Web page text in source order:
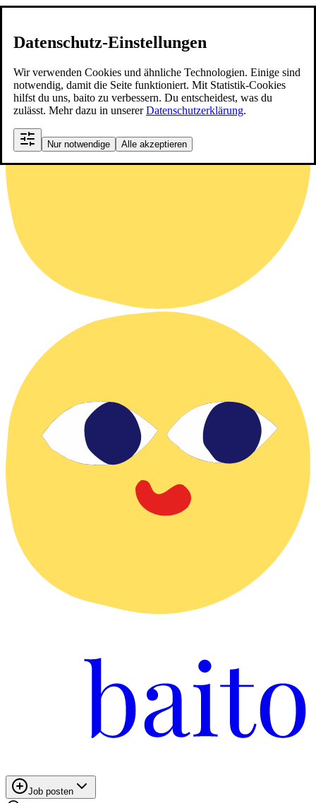
Datenschutz-Einstellungen
Wir verwenden Cookies und ähnliche Technologien. Einige sind
notwendig, damit die Seite funktioniert. Mit Statistik-Cookies
hilfst du uns, baito zu verbessern. Du entscheidest, was du
zulässt. Mehr dazu in unsererDatenschutzerklärung.
Nur notwendige Alle akzeptieren
Job posten